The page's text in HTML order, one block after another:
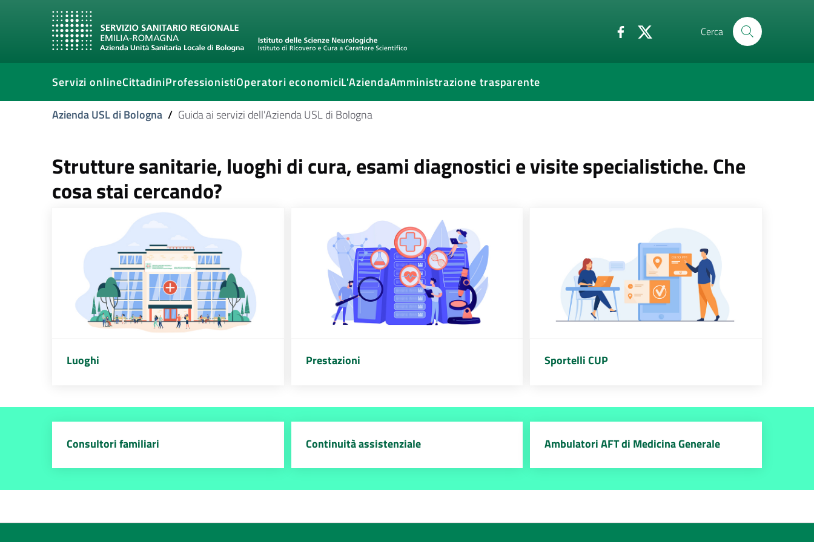
Cerca
Servizi onlineCittadiniProfessionistiOperatori economiciL'AziendaAmministrazione trasparente
Azienda USL di Bologna / Guida ai servizi dell'Azienda USL di Bologna
Strutture sanitarie, luoghi di cura, esami diagnostici e visite specialistiche. Che
cosa stai cercando?
Luoghi Prestazioni Sportelli CUP
Consultori familiari Continuità assistenziale Ambulatori AFT di Medicina Generale